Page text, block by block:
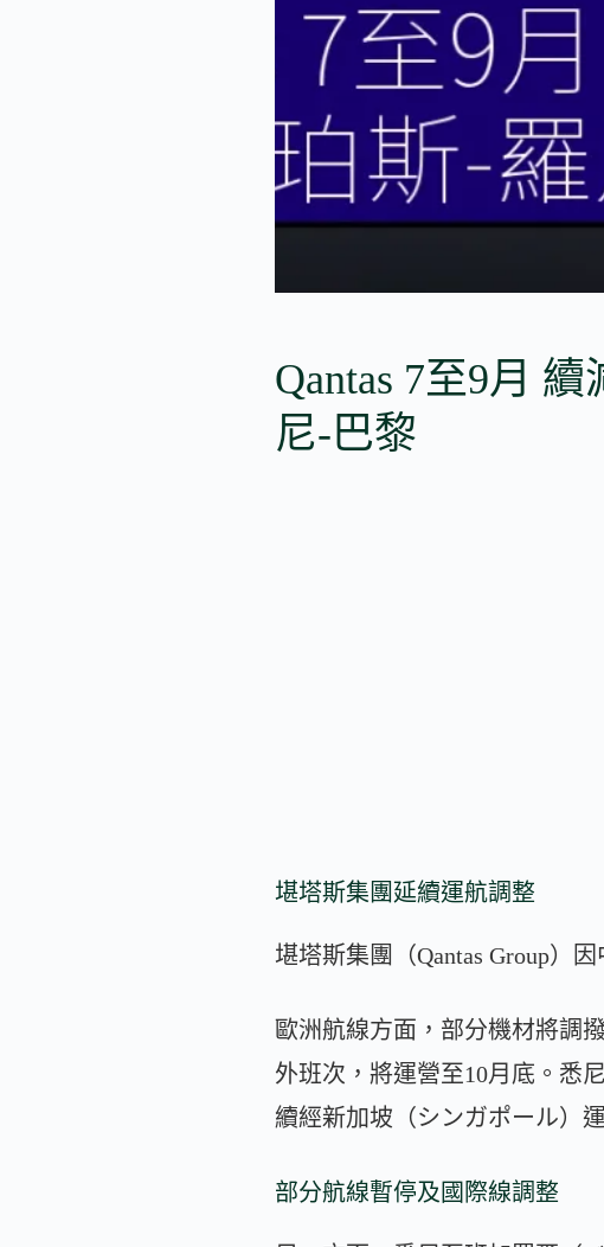
Qantas 7至9月
尼-巴黎
堪塔斯集團延續運航調整
堪塔斯集團（Qantas Group）
歐洲航線方面，部分機材將調
外班次，將運營至10月底。悉
續經新加坡（シンガポール）
部分航線暫停及國際線調整